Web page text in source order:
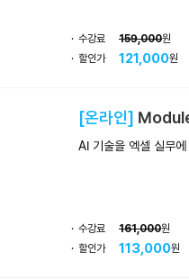
수강료 159,000원
할인가
121,000원
[온라인]
AI 기술을 엑셀 실무
수강료 161,000원
할인가
113,000원